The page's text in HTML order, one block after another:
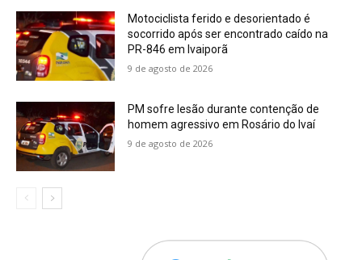
Motociclista ferido e desorientado é
socorrido após ser encontrado caído na
PR-846 em Ivaiporã
9 de agosto de 2026
PM sofre lesão durante contenção de
homem agressivo em Rosário do Ivaí
9 de agosto de 2026